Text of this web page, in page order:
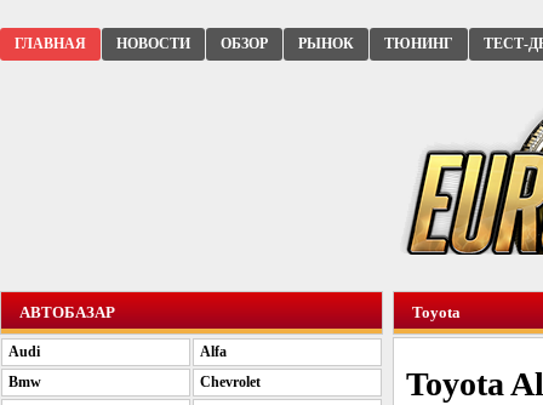
ГЛАВНАЯ НОВОСТИ ОБЗОР РЫНОК ТЮНИНГ ТЕСТ-
Toyota
Toyota
АВТОБАЗАР
Audi
Alfa
Bmw
Chevrolet